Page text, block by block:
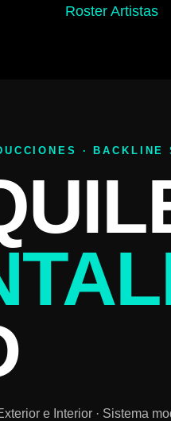
Roster Artistas
· BACKLINE
e Interior · Sistema